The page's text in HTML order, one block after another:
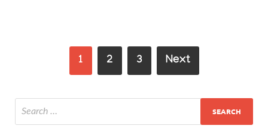
1 2 3 Next